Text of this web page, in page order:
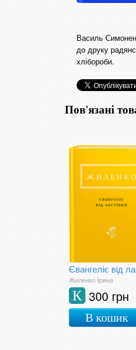
Василь
до друку
хлібороби.
Пов'язані
Жиленко Ірина
300 грн
К
В кошик